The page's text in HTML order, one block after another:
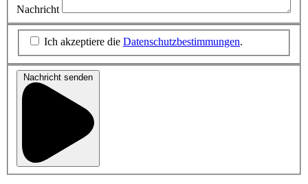
Nachricht
Ich akzeptiere die Datenschutzbestimmungen.
Nachricht senden